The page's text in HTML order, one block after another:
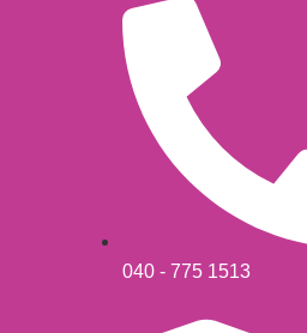
040 - 775 1513